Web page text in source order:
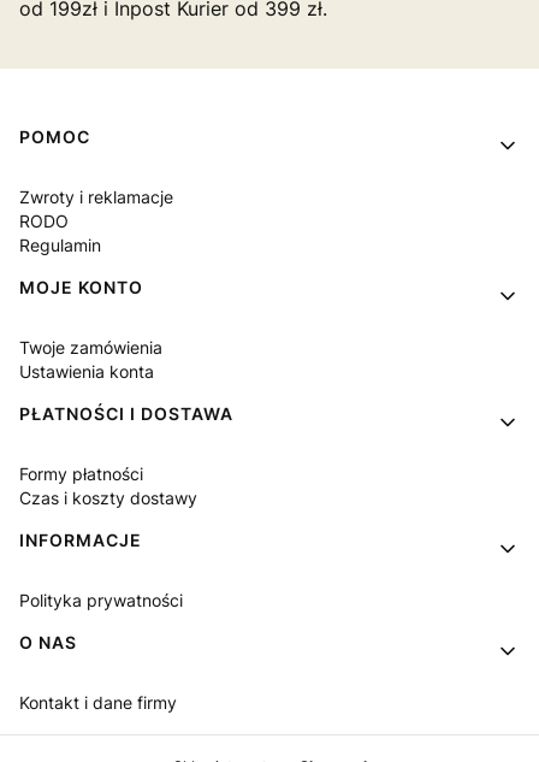
od 199zł i Inpost Kurier od 399 zł.
Linki w stopce
POMOC
Zwroty i reklamacje
RODO
Regulamin
MOJE KONTO
Twoje zamówienia
Ustawienia konta
PŁATNOŚCI I DOSTAWA
Formy płatności
Czas i koszty dostawy
INFORMACJE
Polityka prywatności
O NAS
Kontakt i dane firmy